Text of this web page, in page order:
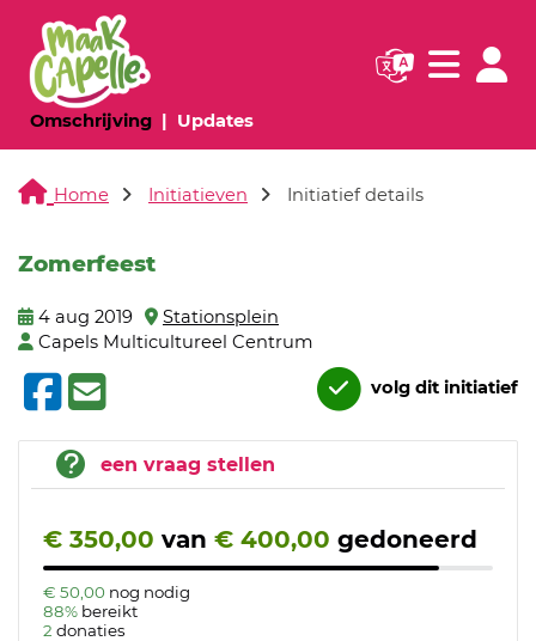
Omschrijving(huidige pagina)
Updates(huidige pagina)
Navigatie
Home Initiatieven Initiatief details
Zomerfeest
4 aug 2019
Stationsplein
Capels Multicultureel Centrum
volg dit initiatief
een vraag stellen
€ 350,00 van € 400,00 gedoneerd
€ 50,00 nog nodig
88% bereikt
2 donaties